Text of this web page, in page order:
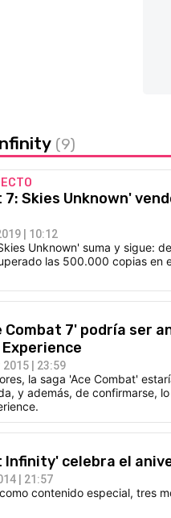
(9)
7: Skies Unknown'
| 10:12
Unknown' suma y sigue:
las 500.000 copias en
Combat 7' podría ser
| 23:59
la saga 'Ace Combat'
y además, de confirmarse,
Infinity' celebra el
| 21:57
contenido especial, tres